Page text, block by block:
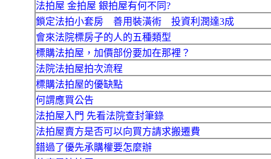
法拍屋 金拍屋 銀拍屋有何不同?
鎖定法拍小套房 善用裝潢術 投資利潤達3成
會來法院標房子的人的五種類型
標購法拍屋，加價部份要加在那裡？
法院法拍屋拍次流程
標購法拍屋的優缺點
何謂應買公告
法拍屋入門 先看法院查封筆錄
法拍屋賣方是否可以向買方請求搬遷費
錯過了優先承購權要怎麼辦